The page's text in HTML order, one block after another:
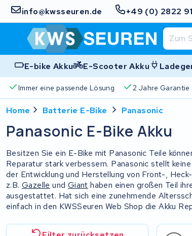
info@kwsseuren.de +49 (0) 2822
E-bike Akku E-Scooter Akku
Immer eine passende Lösung 2 Jahre Garantie
Home Batterie E-Bike Panasonic
Panasonic E-Bike Akku
Besitzen Sie ein E-Bike mit Panasonic Teile
Reparatur stark verbessern. Panasonic stellt
der Entwicklung und Herstellung von Front-,
z.B.Gazelle und Giant haben einen großen Teil
ausgestattet. Hat sich eine zunehmende
einfach in den KWSSeuren Web Shop die Akku